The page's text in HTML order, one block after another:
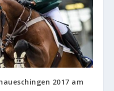
2017 am